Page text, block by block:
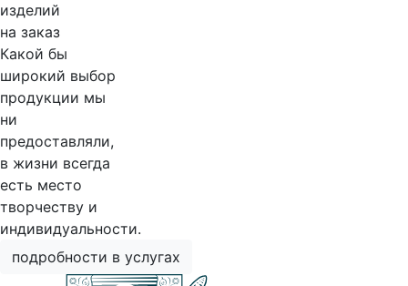
изделий
на заказ
Какой бы
широкий выбор
продукции мы
ни
предоставляли,
в жизни всегда
есть место
творчеству и
индивидуальности.
подробности в услугах